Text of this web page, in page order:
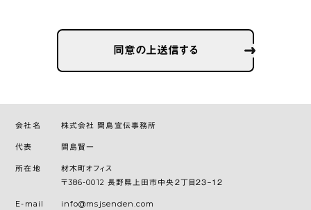
同意の上送信する
会社名 株式会社 間島宣伝事務所
代表 間島賢一
所在地
材木町オフィス
〒386-0012 長野県上田市中央２丁目２３−１２
E-mail info@msjsenden.com